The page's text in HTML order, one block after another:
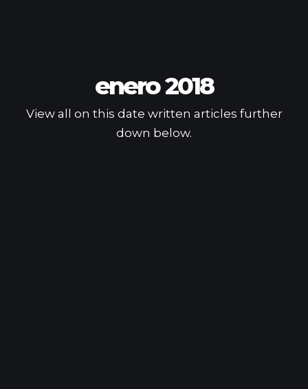
enero 2018
View all on this date written articles further
down below.